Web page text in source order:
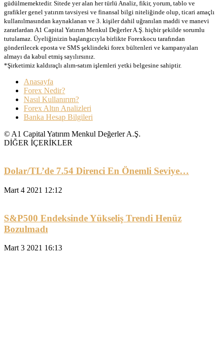
güdülmemektedir. Sitede yer alan her türlü Analiz, fikir, yorum, tablo ve
grafikler genel yatırım tavsiyesi ve finansal bilgi niteliğinde olup, ticari amaçlı
kullanılmasından kaynaklanan ve 3. kişiler dahil uğranılan maddi ve manevi
zararlardan A1 Capital Yatırım Menkul Değerler A.Ş. hiçbir şekilde sorumlu
tutulamaz. Üyeliğinizin başlangıcıyla birlikte Forexkocu tarafından
gönderilecek eposta ve SMS şeklindeki forex bültenleri ve kampanyaları
almayı da kabul etmiş sayılırsınız.
*Şirketimiz kaldıraçlı alım-satım işlemleri yetki belgesine sahiptir.
Anasayfa
Forex Nedir?
Nasıl Kullanırım?
Forex Altın Analizleri
Banka Hesap Bilgileri
© A1 Capital Yatırım Menkul Değerler A.Ş.
DİĞER İÇERİKLER
Dolar/TL’de 7.54 Direnci En Önemli Seviye…
Mart 4 2021 12:12
S&P500 Endeksinde Yükseliş Trendi Henüz
Bozulmadı
Mart 3 2021 16:13